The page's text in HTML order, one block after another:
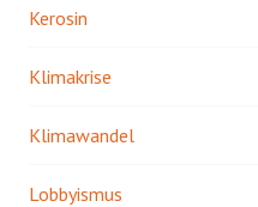
Kerosin
Klimakrise
Klimawandel
Lobbyismus